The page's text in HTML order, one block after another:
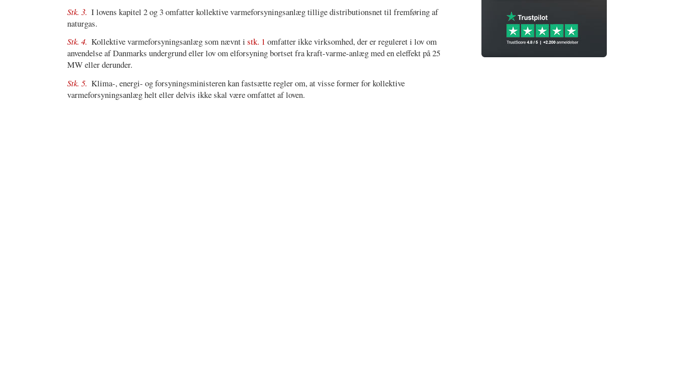
Stk. 3. I lovens kapitel 2 og 3 omfatter kollektive varmeforsyningsanlæg tillige distributionsnet til fremføring af
naturgas.
Stk. 4. Kollektive varmeforsyningsanlæg som nævnt i stk. 1 omfatter ikke virksomhed, der er reguleret i lov om
anvendelse af Danmarks undergrund eller lov om elforsyning bortset fra kraft-varme-anlæg med en eleffekt på 25
MW eller derunder.
Stk. 5. Klima-, energi- og forsyningsministeren kan fastsætte regler om, at visse former for kollektive
varmeforsyningsanlæg helt eller delvis ikke skal være omfattet af loven.